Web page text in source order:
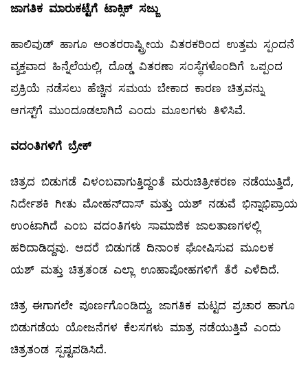
ಜಾಗತಿಕ ಮಾರುಕಟ್ಟೆಗೆ ಟಾಕ್ಸಿಕ್ ಸಜ್ಜು
ಹಾಲಿವುಡ್ ಹಾಗೂ ಅಂತರರಾಷ್ಟ್ರೀಯ ವಿತರಕರಿಂದ ಉತ್ತಮ ಸ್ಪಂದನೆ
ವ್ಯಕ್ತವಾದ ಹಿನ್ನೆಲೆಯಲ್ಲಿ, ದೊಡ್ಡ ವಿತರಣಾ ಸಂಸ್ಥೆಗಳೊಂದಿಗೆ ಒಪ್ಪಂದ
ಪ್ರಕ್ರಿಯೆ ನಡೆಸಲು ಹೆಚ್ಚಿನ ಸಮಯ ಬೇಕಾದ ಕಾರಣ ಚಿತ್ರವನ್ನು
ಆಗಸ್ಟ್‌ಗೆ ಮುಂದೂಡಲಾಗಿದೆ ಎಂದು ಮೂಲಗಳು ತಿಳಿಸಿವೆ.
ವದಂತಿಗಳಿಗೆ ಬ್ರೇಕ್
ಚಿತ್ರದ ಬಿಡುಗಡೆ ವಿಳಂಬವಾಗುತ್ತಿದ್ದಂತೆ ಮರುಚಿತ್ರೀಕರಣ ನಡೆಯುತ್ತಿದೆ,
ನಿರ್ದೇಶಕಿ ಗೀತು ಮೋಹನ್‌ದಾಸ್ ಮತ್ತು ಯಶ್ ನಡುವೆ ಭಿನ್ನಾಭಿಪ್ರಾಯ
ಉಂಟಾಗಿದೆ ಎಂಬ ವದಂತಿಗಳು ಸಾಮಾಜಿಕ ಜಾಲತಾಣಗಳಲ್ಲಿ
ಹರಿದಾಡಿದ್ದವು. ಆದರೆ ಬಿಡುಗಡೆ ದಿನಾಂಕ ಘೋಷಿಸುವ ಮೂಲಕ
ಯಶ್ ಮತ್ತು ಚಿತ್ರತಂಡ ಎಲ್ಲಾ ಊಹಾಪೋಹಗಳಿಗೆ ತೆರೆ ಎಳೆದಿದೆ.
ಚಿತ್ರ ಈಗಾಗಲೇ ಪೂರ್ಣಗೊಂಡಿದ್ದು, ಜಾಗತಿಕ ಮಟ್ಟದ ಪ್ರಚಾರ ಹಾಗೂ
ಬಿಡುಗಡೆಯ ಯೋಜನೆಗಳ ಕೆಲಸಗಳು ಮಾತ್ರ ನಡೆಯುತ್ತಿವೆ ಎಂದು
ಚಿತ್ರತಂಡ ಸ್ಪಷ್ಟಪಡಿಸಿದೆ.